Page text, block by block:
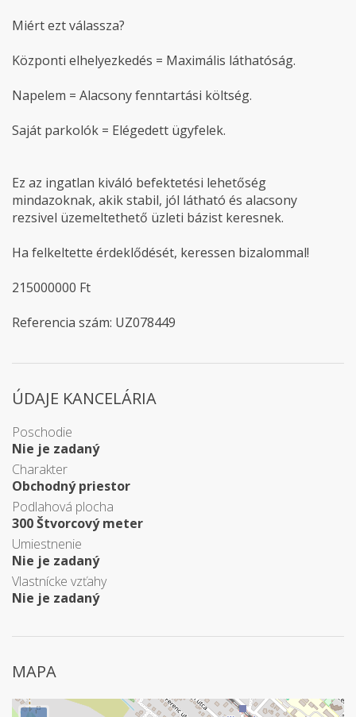
Miért ezt válassza?
Központi elhelyezkedés = Maximális láthatóság.
Napelem = Alacsony fenntartási költség.
Saját parkolók = Elégedett ügyfelek.
Ez az ingatlan kiváló befektetési lehetőség
mindazoknak, akik stabil, jól látható és alacsony
rezsivel üzemeltethető üzleti bázist keresnek.
Ha felkeltette érdeklődését, keressen bizalommal!
215000000 Ft
Referencia szám: UZ078449
ÚDAJE KANCELÁRIA
Poschodie
Nie je zadaný
Charakter
Obchodný priestor
Podlahová plocha
300 Štvorcový meter
Umiestnenie
Nie je zadaný
Vlastnícke vzťahy
Nie je zadaný
MAPA